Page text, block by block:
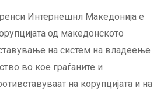
Интернешнл Македонија e
од македонското
на систем на владеење
во кое граѓаните и
на корупцијата и на